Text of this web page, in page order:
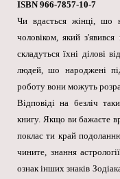
ISBN 966-7857-10-7
Чи вдасться жінці, шо
чоловіком, який
складуться їхні ділові
людей, шо народжені
роботу вони можуть
Відповіді на безліч
книгу. Якщо ви бажаєте
поклас ти край
чините, знання
ознак інших знаків